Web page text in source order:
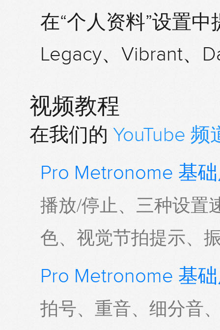
在“个人资料”设置中
Legacy、Vibrant、
视频教程
在我们的 YouTube 频
Pro Metronome 基
播放/停止、三种设置
色、视觉节拍提示、
Pro Metronome 基
拍号、重音、细分音